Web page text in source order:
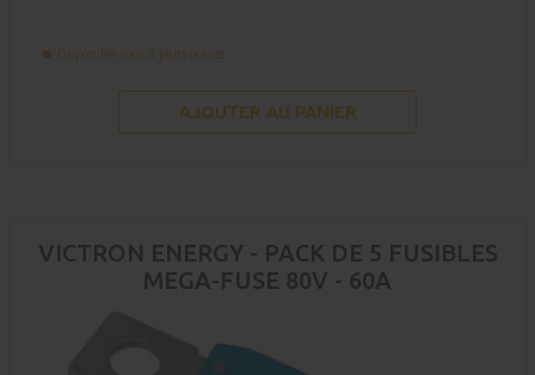
Disponible sous 6 jours ouvrés
AJOUTER AU PANIER
VICTRON ENERGY - PACK DE 5 FUSIBLES
MEGA-FUSE 80V - 60A